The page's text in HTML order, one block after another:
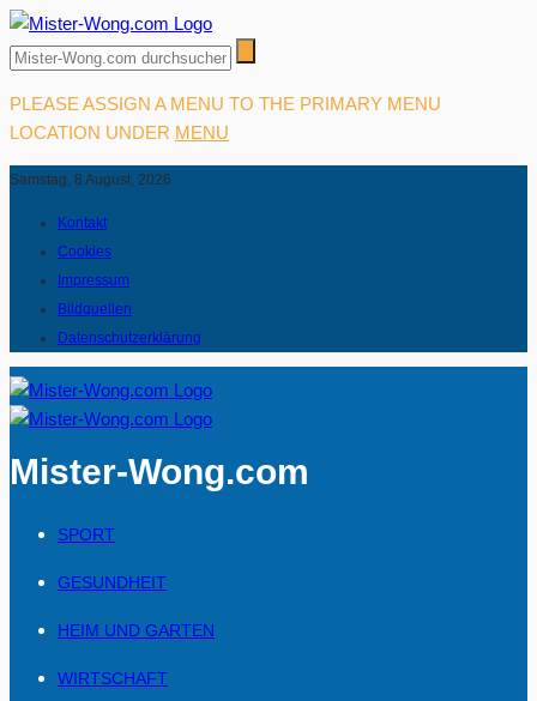
PLEASE ASSIGN A MENU TO THE PRIMARY MENU
LOCATION UNDER MENU
Samstag, 8 August, 2026
Kontakt
Cookies
Impressum
Bildquellen
Datenschutzerklärung
Mister-Wong.com
SPORT
GESUNDHEIT
HEIM UND GARTEN
WIRTSCHAFT